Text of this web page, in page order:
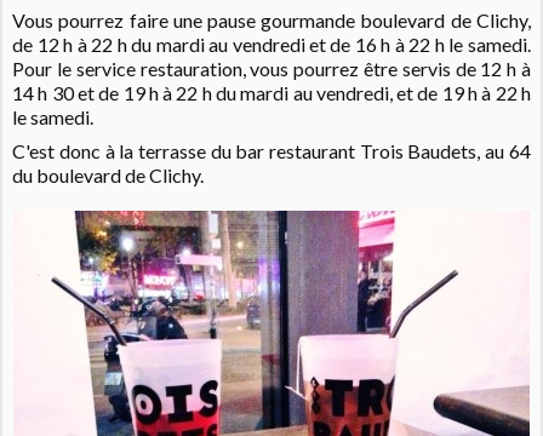
Vous pourrez faire une pause gourmande boulevard de Clichy,
de 12 h à 22 h du mardi au vendredi et de 16 h à 22 h le samedi.
Pour le service restauration, vous pourrez être servis de 12 h à
14 h 30 et de 19 h à 22 h du mardi au vendredi, etde 19 h à 22 h
le samedi.
C'est donc à la terrasse du bar restaurant Trois Baudets, au 64
du boulevard de Clichy.